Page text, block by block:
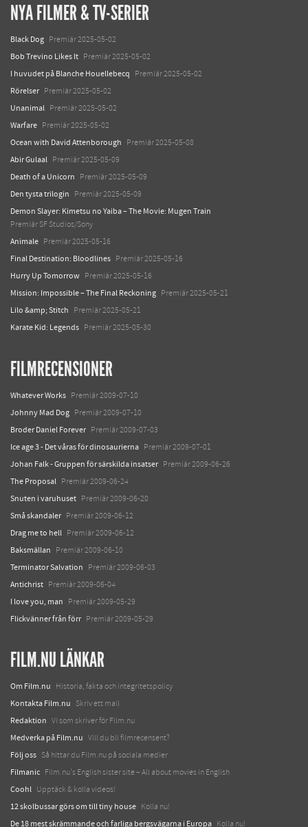
NYA FILMER & TV-SERIER
Black Dog Premiär 2025-05-02
Bob Trevino Likes It Premiär 2025-05-02
I huvudet på Blanche Houellebecq Premiär 2025-05-02
Rörelser Premiär 2025-05-02
Unanimal Premiär 2025-05-02
Warfare Premiär 2025-05-02
Ocean with David Attenborough Premiär 2025-05-08
Abir Gulaal Premiär 2025-05-09
Death of a Unicorn Premiär 2025-05-09
Den tysta trilogin Premiär 2025-05-09
Demon Slayer: Kimetsu no Yaiba – The Movie: Mugen Train
Premiär SF Studios/Sony
Animale Premiär 2025-05-16
Final Destination: Bloodlines Premiär 2025-05-16
Hurry Up Tomorrow Premiär 2025-05-16
Mission: Impossible – The Final Reckoning Premiär 2025-05-21
Lilo &amp; Stitch Premiär 2025-05-21
Karate Kid: Legends Premiär 2025-05-30
FILMRECENSIONER
Whatever Works Premiär 2009-07-10
Johnny Mad Dog Premiär 2009-07-10
Broder Daniel Forever Premiär 2009-07-03
Ice age 3 - Det våras för dinosaurierna Premiär 2009-07-01
Johan Falk - Gruppen för särskilda insatser Premiär 2009-06-26
The Proposal Premiär 2009-06-24
Snuten i varuhuset Premiär 2009-06-20
Små skandaler Premiär 2009-06-12
Drag me to hell Premiär 2009-06-12
Baksmällan Premiär 2009-06-10
Terminator Salvation Premiär 2009-06-03
Antichrist Premiär 2009-06-04
I love you, man Premiär 2009-05-29
Flickvänner från förr Premiär 2009-05-29
FILM.NU LÄNKAR
Om Film.nu Historia, fakta och integritetspolicy
Kontakta Film.nu Skriv ett mail
Redaktion Vi som skriver för Film.nu
Medverka på Film.nu Vill du bli filmrecensent?
Följ oss Så hittar du Film.nu på sociala medier
Filmanic Film.nu's English sister site – All about movies in English
Coohl Upptäck & kolla videos!
12 skolbussar görs om till tiny house Kolla nu!
De 18 mest skrämmande och farliga bergsvägarna i Europa Kolla nu!